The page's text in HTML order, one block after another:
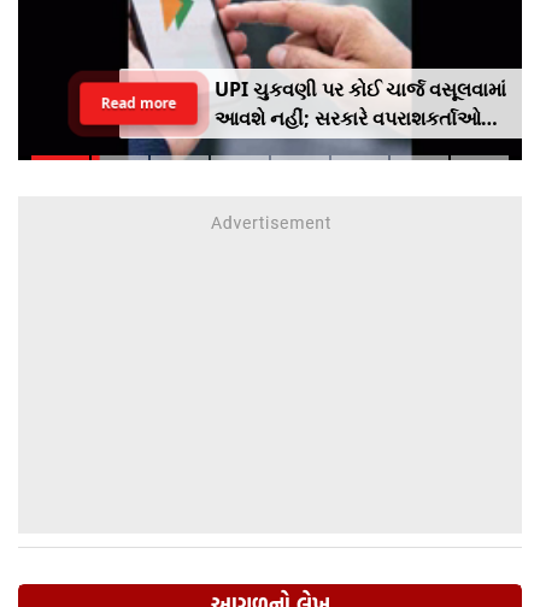
UPI ચુકવણી પર કોઈ ચાર્જ વસૂલવામાં
આવશે નહીં; સરકારે વપરાશકર્તાઓ
અને વેપારીઓ માટે નવી માર્ગદર્શિકા
Read more